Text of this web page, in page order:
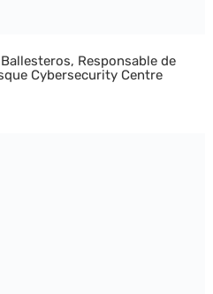
Responsable de
Cybersecurity Centre